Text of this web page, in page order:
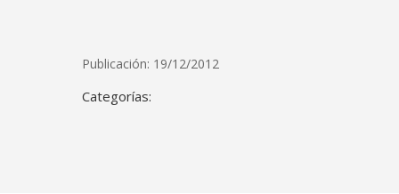
Publicación: 19/12/2012
Categorías: